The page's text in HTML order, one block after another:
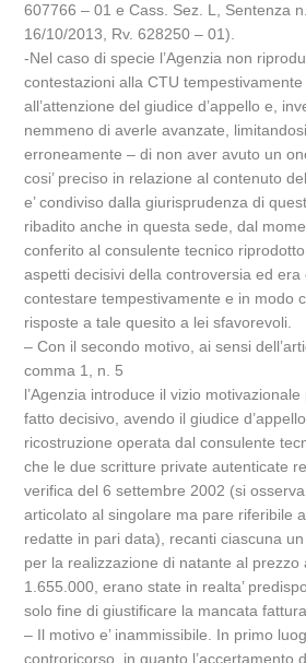
607766 – 01 e Cass. Sez. L, Sentenza
16/10/2013, Rv. 628250 – 01).
-Nel caso di specie l’Agenzia non
contestazioni alla CTU
all’attenzione del giudice d’appello e,
nemmeno di averle avanzate,
erroneamente – di non aver avuto un
cosi’ preciso in relazione al contenuto
e’ condiviso dalla giurisprudenza di
ribadito anche in questa sede, dal
conferito al consulente tecnico
aspetti decisivi della controversia ed era
contestare tempestivamente e in modo
risposte a tale quesito a lei sfavorevoli.
– Con il secondo motivo, ai sensi
comma 1, n. 5
l’Agenzia introduce il vizio
fatto decisivo, avendo il giudice
ricostruzione operata dal consulente
che le due scritture private autenticate
verifica del 6 settembre 2002 (si osserva
articolato al singolare ma pare riferibile
redatte in pari data), recanti ciascuna
per la realizzazione di natante al prezzo
1.655.000, erano state in realta’
solo fine di giustificare la mancata
– Il motivo e’ inammissibile. In primo
controricorso, in quanto l’accertamento